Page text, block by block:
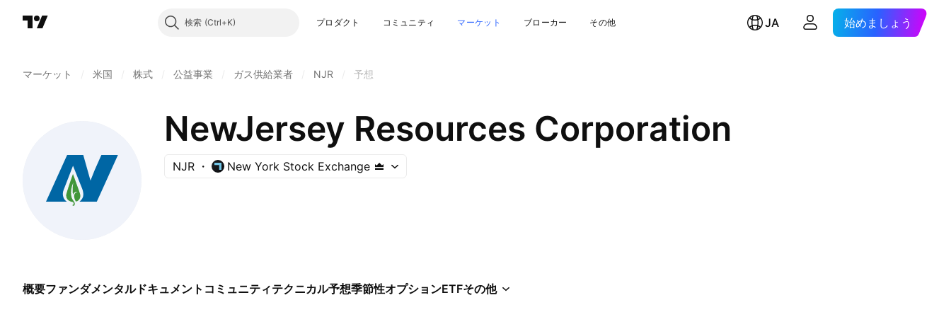
検索 プロダクト コミュニティ マーケット ブローカー その他 JA 始めましょう
マーケット 米国 株式 公益事業 ガス供給業者 NJR 予想
NewJersey Resources Corporation
NJR New York Stock Exchange
概要ファンダメンタルドキュメント コミュニティテクニカル予想季節性オプションETFその他